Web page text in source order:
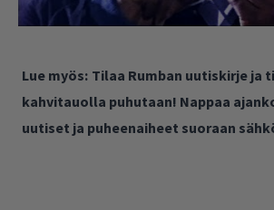
Lue myös: Tilaa Rumban uutiskirje ja
kahvitauolla puhutaan! Nappaa
uutiset ja puheenaiheet suoraan